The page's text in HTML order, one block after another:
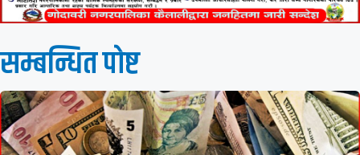
सम्बन्धित पाेष्ट